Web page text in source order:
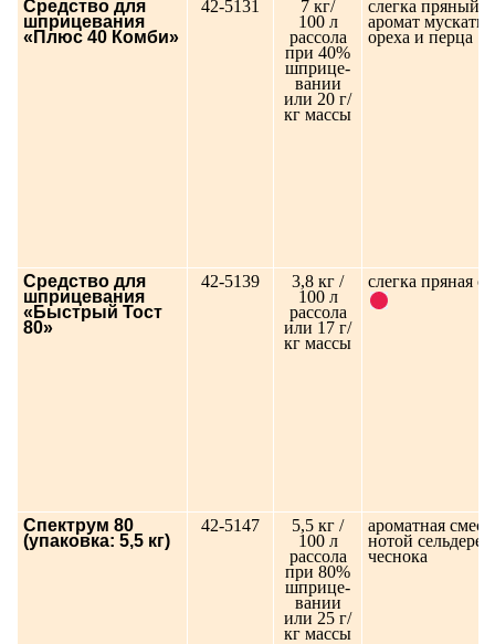
Средство для
шприцевания
«Плюс 40 Комби»
42-5131
7 кг/
100 л
рассола
при 40%
шприце-
вании
или 20 г/
кг массы
слегка пряный
аромат
ореха и перца
Средство для
шприцевания
«Быстрый Тост
80»
42-5139
3,8 кг /
100 л
рассола
или 17 г/
кг массы
слегка пряная
Спектрум 80
(упаковка: 5,5 кг)
42-5147
5,5 кг /
100 л
рассола
при 80%
шприце-
вании
или 25 г/
кг массы
ароматная смесь
нотой
чеснока